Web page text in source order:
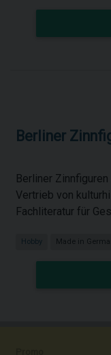
Berliner
Berliner
Vertrieb von
Fachliteratur für
Hobby Made in